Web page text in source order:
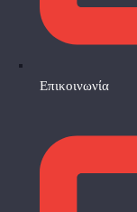
Επικοινωνία